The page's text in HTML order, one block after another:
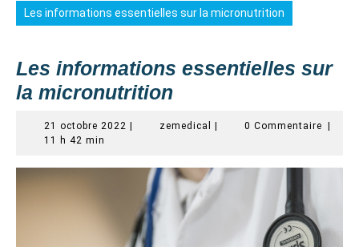
Les informations essentielles sur la micronutrition
Les informations essentielles sur
la micronutrition
21 octobre 2022 21
zemedical zemedical0 Commentaire
11 h 42 min